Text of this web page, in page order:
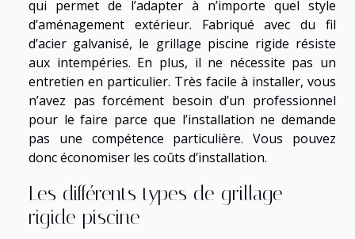
qui permet de l’adapter à n’importe quel style
d’aménagement extérieur. Fabriqué avec du fil
d’acier galvanisé, le grillage piscine rigide résiste
aux intempéries. En plus, il ne nécessite pas un
entretien en particulier. Très facile à installer, vous
n’avez pas forcément besoin d’un professionnel
pour le faire parce que l’installation ne demande
pas une compétence particulière. Vous pouvez
donc économiser les coûts d’installation.
Les différents types de grillage
rigide piscine